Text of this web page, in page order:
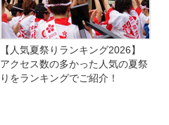
【人気夏祭りランキング2026】
アクセス数の多かった人気の夏祭
りをランキングでご紹介！